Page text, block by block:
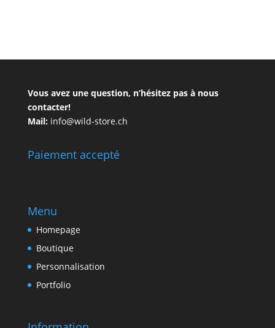
Vous avez une question, n’hésitez pas à nous
contacter!
Mail:info@wild-store.ch
Paiement accepté
Menu
Homepage
Boutique
Personnalisation
Portfolio